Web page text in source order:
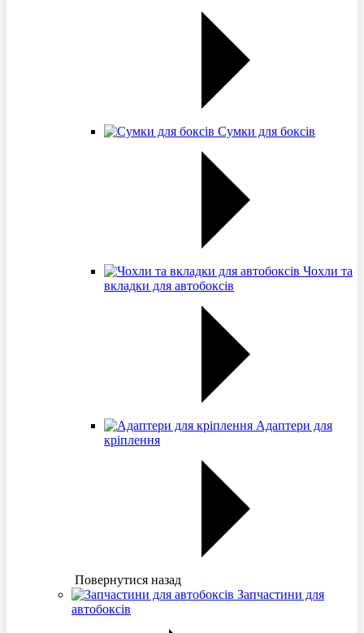
Сумки для боксів
Чохли та
вкладки для автобоксів
Адаптери для
кріплення
Повернутися назад
Запчастини для
автобоксів